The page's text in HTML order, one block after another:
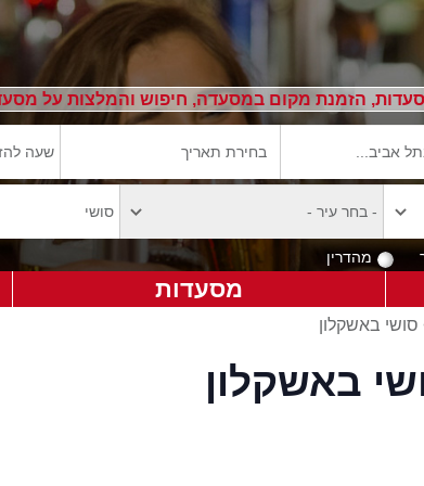
הזמנת מקום במסעדה, חיפוש והמלצות על
מהדרין
מסעדות
סושי באשקלון
באשקלון